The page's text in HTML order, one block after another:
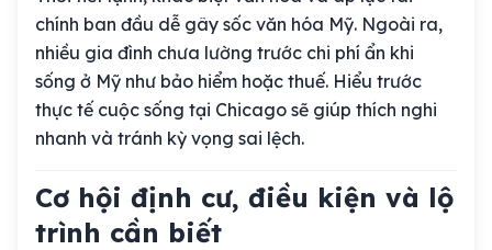
chính ban đầu dễ gây sốc văn hóa Mỹ. Ngoài ra,
nhiều gia đình chưa lường trước chi phí ẩn khi
sống ở Mỹ như bảo hiểm hoặc thuế. Hiểu trước
thực tế cuộc sống tại Chicago sẽ giúp thích nghi
nhanh và tránh kỳ vọng sai lệch.
Cơ hội định cư, điều kiện và lộ
trình cần biết